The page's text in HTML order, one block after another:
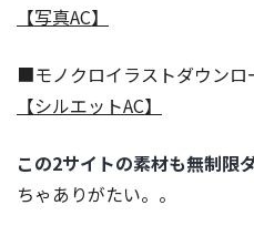
【写真AC】
■モノクロイラストダウンロ
【シルエットAC】
この2サイトの素材も無制限
ちゃありがたい。。